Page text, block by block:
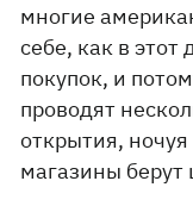
многие
себе, как в
покупок, и
проводят
открытия, ночуя
магазины